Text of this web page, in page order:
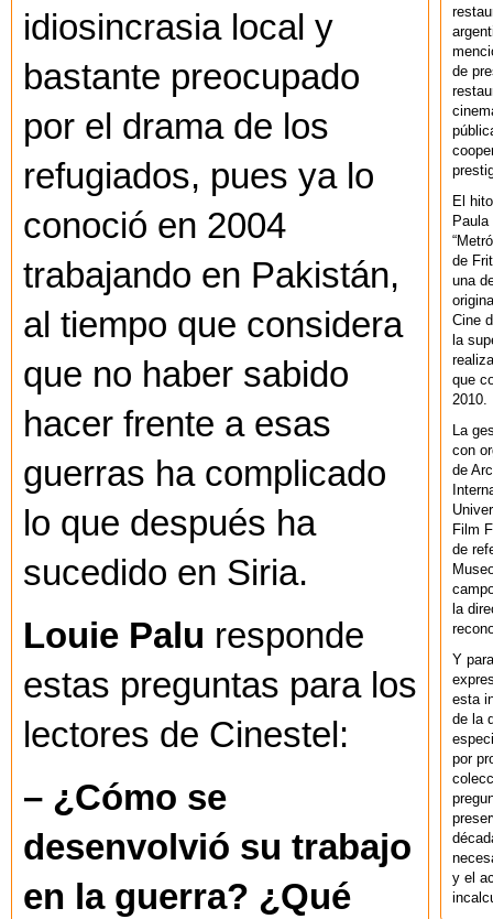
idiosincrasia local y
bastante preocupado
por el drama de los
refugiados, pues ya lo
conoció en 2004
trabajando en Pakistán,
al tiempo que considera
que no haber sabido
hacer frente a esas
guerras ha complicado
lo que después ha
sucedido en Siria.
Louie Palu responde
estas preguntas para los
lectores de Cinestel:
– ¿Cómo se
desenvolvió su trabajo
en la guerra? ¿Qué
de
El
de
una
Cine
la
que
2010.
La
con
de
Film
de
la
Y
esta
de la
por
y el